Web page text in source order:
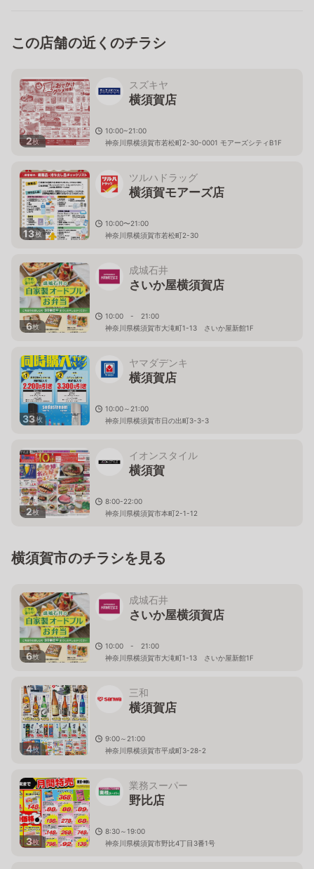
この店舗の近くのチラシ
2枚
スズキヤ
横須賀店
10:00~21:00
神奈川県横須賀市若松町2-30-0001 モアーズシティB1F
13枚
ツルハドラッグ
横須賀モアーズ店
10:00〜21:00
神奈川県横須賀市若松町2-30
6枚
成城石井
さいか屋横須賀店
10:00 - 21:00
神奈川県横須賀市大滝町1-13 さいか屋新館1F
33枚
ヤマダデンキ
横須賀店
10:00～21:00
神奈川県横須賀市日の出町3-3-3
2枚
イオンスタイル
横須賀
8:00-22:00
神奈川県横須賀市本町2-1-12
横須賀市のチラシを見る
6枚
成城石井
さいか屋横須賀店
10:00 - 21:00
神奈川県横須賀市大滝町1-13 さいか屋新館1F
4枚
三和
横須賀店
9:00～21:00
神奈川県横須賀市平成町3-28-2
3枚
業務スーパー
野比店
8:30～19:00
神奈川県横須賀市野比4丁目3番1号